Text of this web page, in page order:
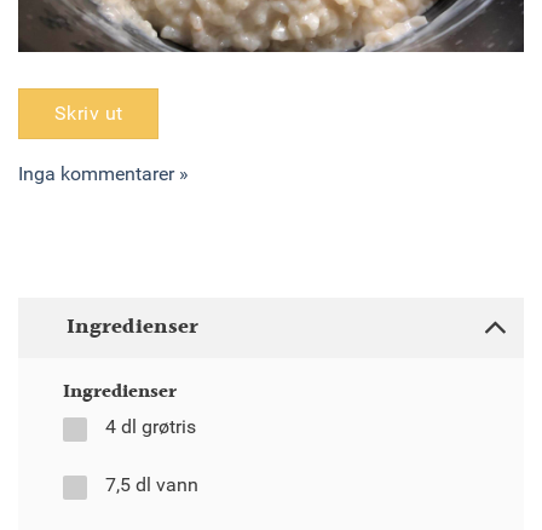
Skriv ut
Inga kommentarer »
Ingredienser
Ingredienser
4 dl grøtris
7,5 dl vann